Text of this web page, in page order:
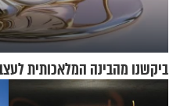
ביקשנו מהבינה המלאכותית